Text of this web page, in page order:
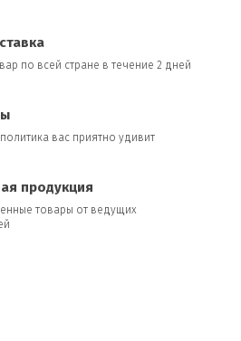
по всей стране в течение 2 дней
вас приятно удивит
продукция
товары от ведущих